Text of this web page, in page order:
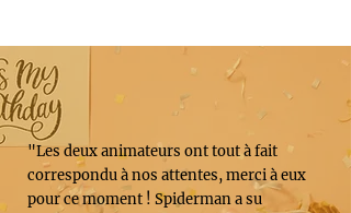
"Les deux animateurs ont tout à fait
correspondu à nos attentes, merci à eux
pour ce moment ! Spiderman a su